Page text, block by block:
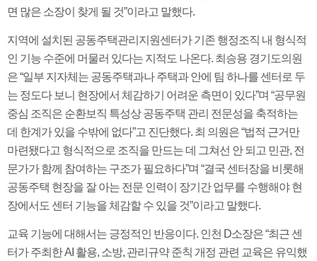
면 많은 소장이 찾게 될 것”이라고 말했다.
지역에 설치된 공동주택관리지원센터가 기존 행정조직 내 형식적
인 기능 수준에 머물러 있다는 지적도 나온다. 최승용 경기도의원
은 “일부 지자체는 공동주택과나 주택과 안에 팀 하나를 센터로 두
는 정도다 보니 현장에서 체감하기 어려운 측면이 있다”며 “공무원
중심 조직은 순환보직 특성상 공동주택 관리 전문성을 축적하는
데 한계가 있을 수밖에 없다”고 진단했다. 최 의원은 “법적 근거만
마련됐다고 형식적으로 조직을 만드는 데 그쳐선 안 되고 민관, 전
문가가 함께 참여하는 구조가 필요하다”며 “결국 센터장을 비롯해
공동주택 현장을 잘 아는 전문 인력이 장기간 업무를 수행해야 현
장에서도 센터 기능을 체감할 수 있을 것”이라고 말했다.
교육 기능에 대해서는 긍정적인 반응이다. 인천 D소장은 “최근 센
터가 주최한 AI 활용, 소방, 관리규약 준칙 개정 관련 교육은 유익했